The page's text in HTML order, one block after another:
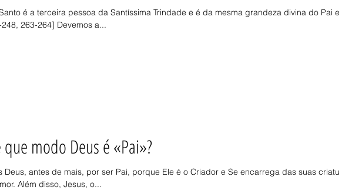
é a terceira pessoa da Santíssima Trindade e é da mesma grandeza divina do Pai e do
263-264] Devemos a...
que modo Deus é «Pai»?
Deus, antes de mais, por ser Pai, porque Ele é o Criador e Se encarrega das suas criaturas
Além disso, Jesus, o...